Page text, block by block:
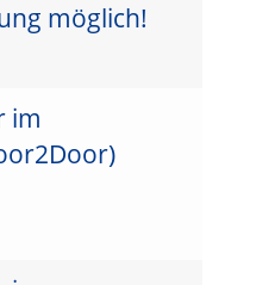
möglich!
im